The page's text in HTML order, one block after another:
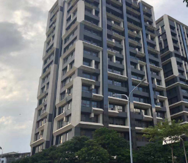
ダ
に
移
ま
本